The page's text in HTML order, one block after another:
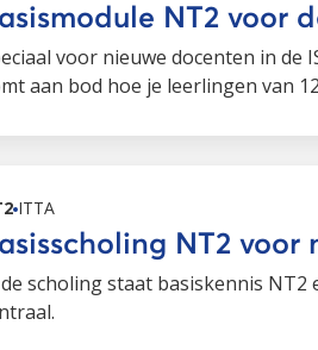
NT2 voor
voor nieuwe docenten in de
aan bod hoe je leerlingen van
ITTA
NT2 voor
scholing staat basiskennis